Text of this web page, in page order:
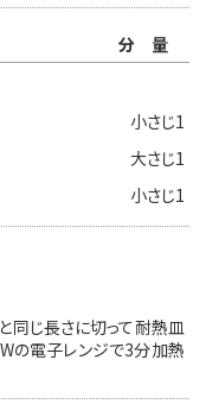
分量
小さじ1
大さじ1
小さじ1
同じ長さに切って耐熱皿
の電子レンジで3分加熱